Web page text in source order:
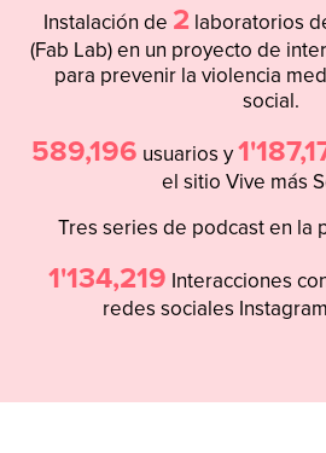
Instalación de 2 laboratorios
(Fab Lab) en un proyecto de
para prevenir la violencia
social.
589,196 usuarios y
el sitio Vive más
Tres series de podcast en la
1'134,219 Interacciones
redes sociales